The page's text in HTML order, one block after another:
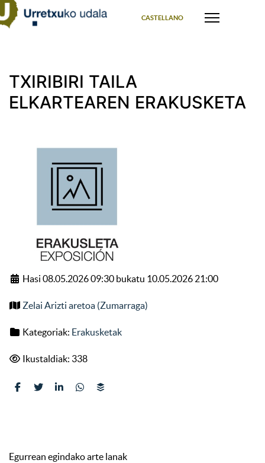
CASTELLANO
TXIRIBIRI TAILA
ELKARTEAREN ERAKUSKETA
Hasi 08.05.2026 09:30 bukatu 10.05.2026 21:00
Zelai Arizti aretoa (Zumarraga)
Kategoriak: Erakusketak
Ikustaldiak: 338
Egurrean egindako arte lanak